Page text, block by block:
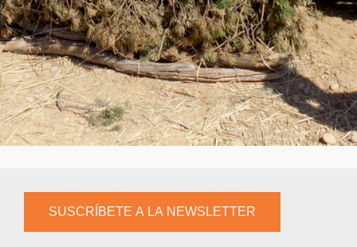
SUSCRÍBETE A LA NEWSLETTER